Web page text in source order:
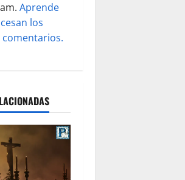
Aprende
los